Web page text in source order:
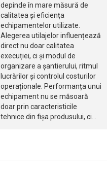
depinde în mare măsură de
calitatea și eficiența
echipamentelor utilizate.
Alegerea utilajelor influențează
direct nu doar calitatea
execuției, ci și modul de
organizare a șantierului, ritmul
lucrărilor și controlul costurilor
operaționale. Performanța unui
echipament nu se măsoară
doar prin caracteristicile
tehnice din fișa produsului, ci…